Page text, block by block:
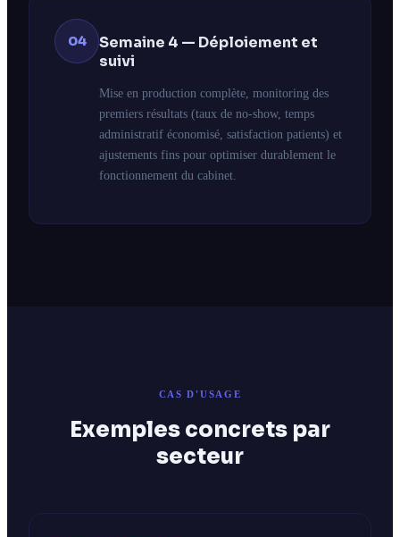
04
Semaine 4 — Déploiement et
suivi
Mise en production complète, monitoring des
premiers résultats (taux de no-show, temps
administratif économisé, satisfaction patients) et
ajustements fins pour optimiser durablement le
fonctionnement du cabinet.
CAS D'USAGE
Exemples concrets par
secteur